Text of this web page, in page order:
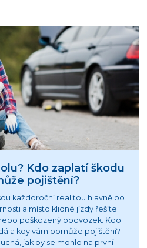
Kdo zaplatí škodu
pojištění?
každoroční realitou hlavně po
a místo klidné jízdy řešíte
poškozený podvozek. Kdo
a kdy vám pomůže pojištění?
jak by se mohlo na první